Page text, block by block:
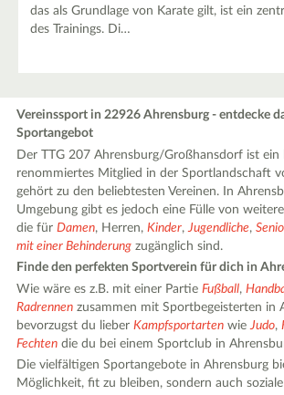
das als Grundlage von Karate gilt, ist ein
des Trainings. Di…
Vereinssport in 22926 Ahrensburg - entdecke
Sportangebot
Der TTG 207 Ahrensburg/Großhansdorf ist ein
renommiertes Mitglied in der Sportlandschaft
gehört zu den beliebtesten Vereinen. In
Umgebung gibt es jedoch eine Fülle von
die fürDamen, Herren,Kinder,Jugendliche,
mit einer Behinderung zugänglich sind.
Finde den perfekten Sportverein für dich in
Wie wäre es z.B. mit einer PartieFußball,
Radrennen zusammen mit Sportbegeisterten in
bevorzugst du lieberKampfsportarten wieJudo,
Fechten die du bei einem Sportclub in
Die vielfältigen Sportangebote in Ahrensburg
Möglichkeit, fit zu bleiben, sondern auch